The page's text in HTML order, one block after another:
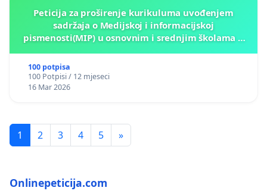
Peticija za proširenje kurikuluma uvođenjem
sadržaja o Medijskoj i informacijskoj
pismenosti(MIP) u osnovnim i srednjim školama u
100 potpisa
100 Potpisi / 12 mjeseci
16 Mar 2026
1 2 3 4 5 »
Onlinepeticija.com